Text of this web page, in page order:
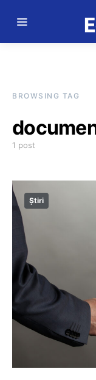
BROWSING TAG
1 post
Știri